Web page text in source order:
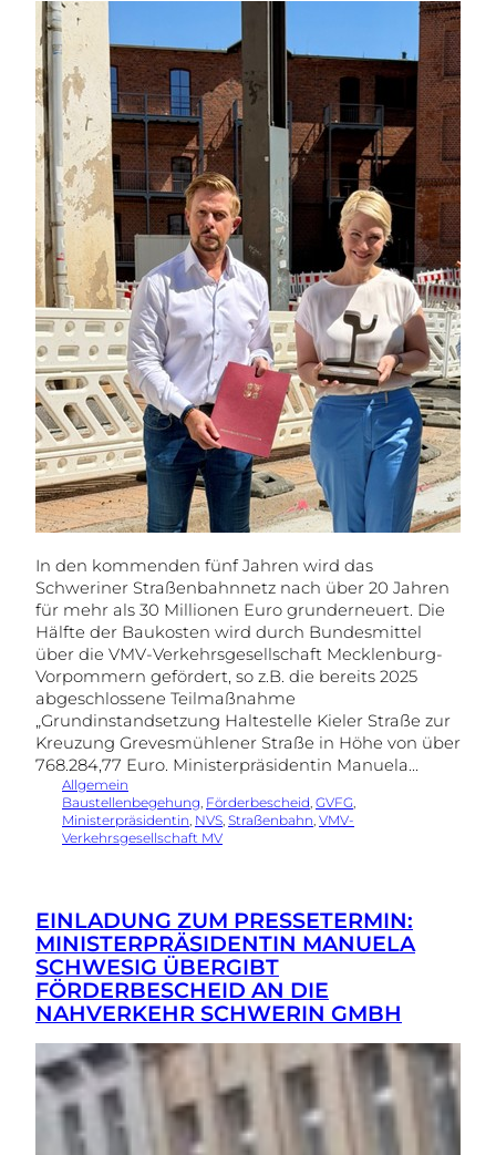
In den kommenden fünf Jahren wird das
Schweriner Straßenbahnnetz nach über 20 Jahren
für mehr als 30 Millionen Euro grunderneuert. Die
Hälfte der Baukosten wird durch Bundesmittel
über die VMV-Verkehrsgesellschaft Mecklenburg-
Vorpommern gefördert, so z.B. die bereits 2025
abgeschlossene Teilmaßnahme
„Grundinstandsetzung Haltestelle Kieler Straße zur
Kreuzung Grevesmühlener Straße in Höhe von über
768.284,77 Euro. Ministerpräsidentin Manuela…
Allgemein
Baustellenbegehung, Förderbescheid, GVFG
Ministerpräsidentin, NVS, Straßenbahn, VMV-
Verkehrsgesellschaft MV
EINLADUNG ZUM PRESSETERMIN:
MINISTERPRÄSIDENTIN MANUELA
SCHWESIG ÜBERGIBT
FÖRDERBESCHEID AN DIE
NAHVERKEHR SCHWERIN GMBH